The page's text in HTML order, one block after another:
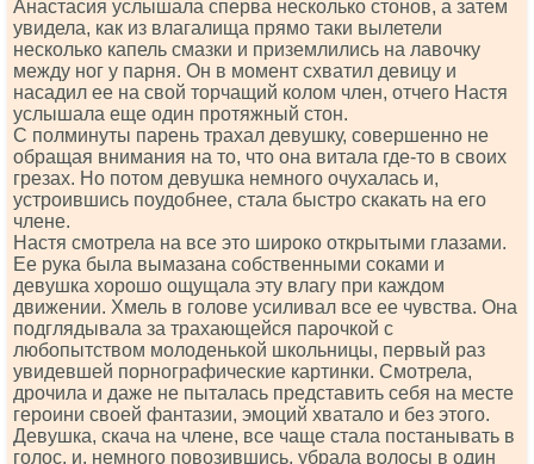
Анастасия услышала сперва несколько стонов, а затем
увидела, как из влагалища прямо таки вылетели
несколько капель смазки и приземлились на лавочку
между ног у парня. Он в момент схватил девицу и
насадил ее на свой торчащий колом член, отчего Настя
услышала еще один протяжный стон.
С полминуты парень трахал девушку, совершенно не
обращая внимания на то, что она витала где-то в своих
грезах. Но потом девушка немного очухалась и,
устроившись поудобнее, стала быстро скакать на его
члене.
Настя смотрела на все это широко открытыми глазами.
Ее рука была вымазана собственными соками и
девушка хорошо ощущала эту влагу при каждом
движении. Хмель в голове усиливал все ее чувства. Она
подглядывала за трахающейся парочкой с
любопытством молоденькой школьницы, первый раз
увидевшей порнографические картинки. Смотрела,
дрочила и даже не пыталась представить себя на месте
героини своей фантазии, эмоций хватало и без этого.
Девушка, скача на члене, все чаще стала постанывать в
голос, и, немного повозившись, убрала волосы в один